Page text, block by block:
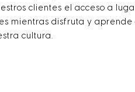
clientes el acceso a
mientras disfruta y aprende
cultura.